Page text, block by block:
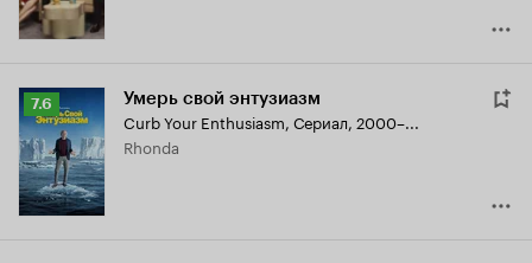
Рейтинг
Кинопоиска
7.6
7.6 Умерь свой энтузиазм
Curb Your Enthusiasm, Сериал, 2000–...
Rhonda